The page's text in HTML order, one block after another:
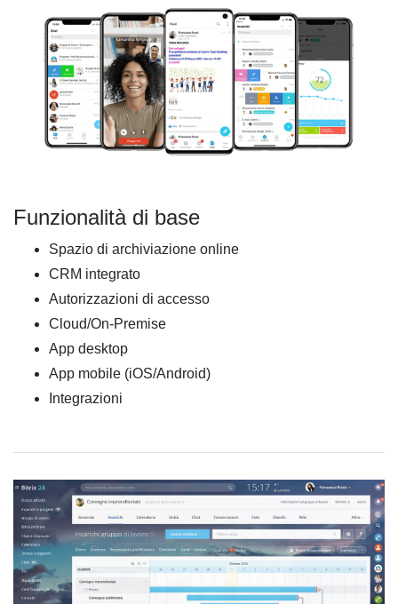
Funzionalità di base
Spazio di archiviazione online
CRM integrato
Autorizzazioni di accesso
Cloud/On-Premise
App desktop
App mobile (iOS/Android)
Integrazioni